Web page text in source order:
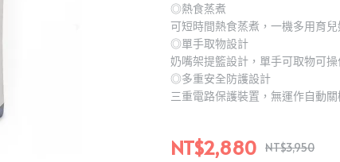
◎熱食蒸煮
可短時間熱食蒸煮，一機多用育兒
◎單手取物設計
奶嘴架提籃設計，單手可取物可操
◎多重安全防護設計
三重電路保護裝置，無運作自動
NT$2,880 NT$3,950